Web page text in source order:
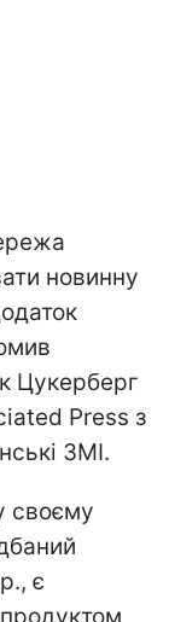
новинну
Цукерберг
Press з
ЗМІ.
своєму
є